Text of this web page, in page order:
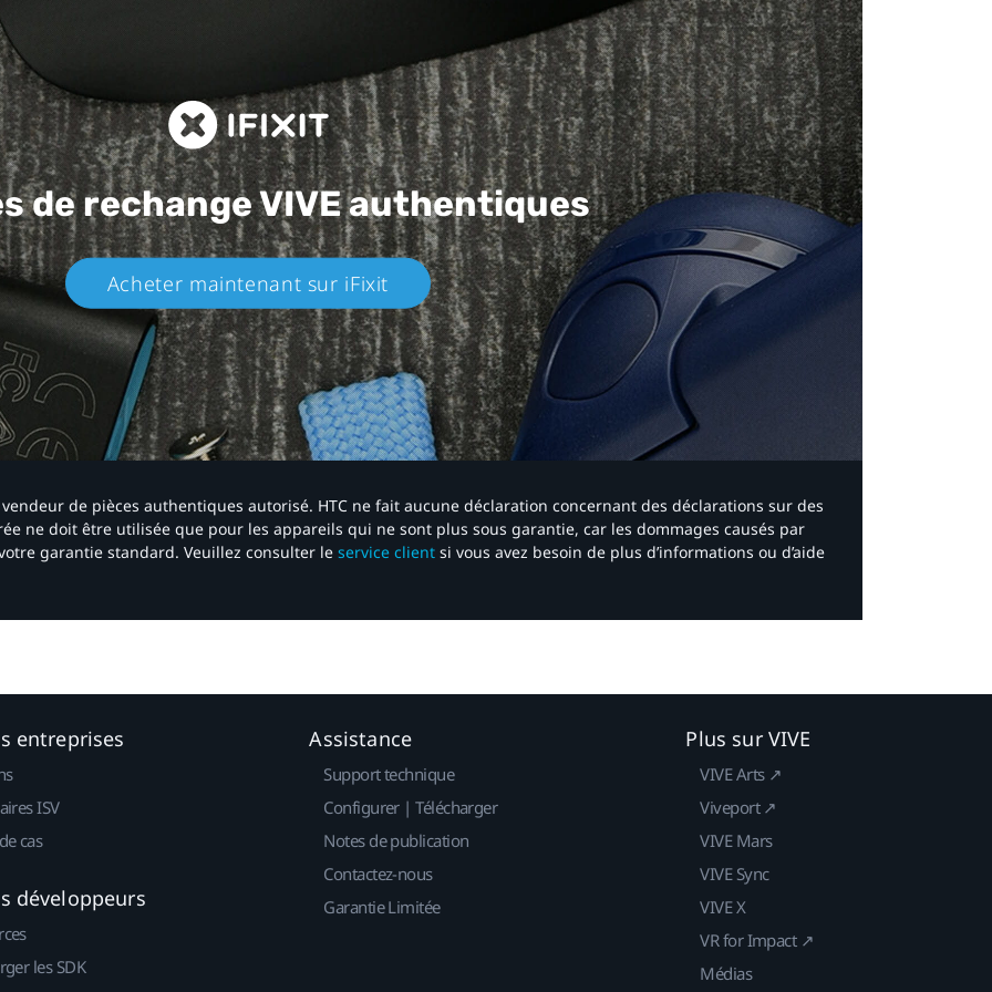
de rechangeVIVE authentiques​
Acheter maintenant sur iFixit​
de pièces authentiques autorisé. HTC ne fait aucune déclaration concernant des déclarations sur des
ne doit être utilisée que pour les appareils qui ne sont plus sous garantie, car les dommages causés par
garantie standard. Veuillez consulter le service client si vous avez besoin de plus d’informations ou d’aide
entreprises
ISV
cas
développeurs
les SDK
Assistance
Support technique
Configurer | Télécharger
Notes de publication
Contactez-nous
Garantie Limitée
Plus sur VIVE
VIVE Arts ↗
Viveport ↗
VIVE Mars
VIVE Sync
VIVE X
VR for Impact ↗
Médias